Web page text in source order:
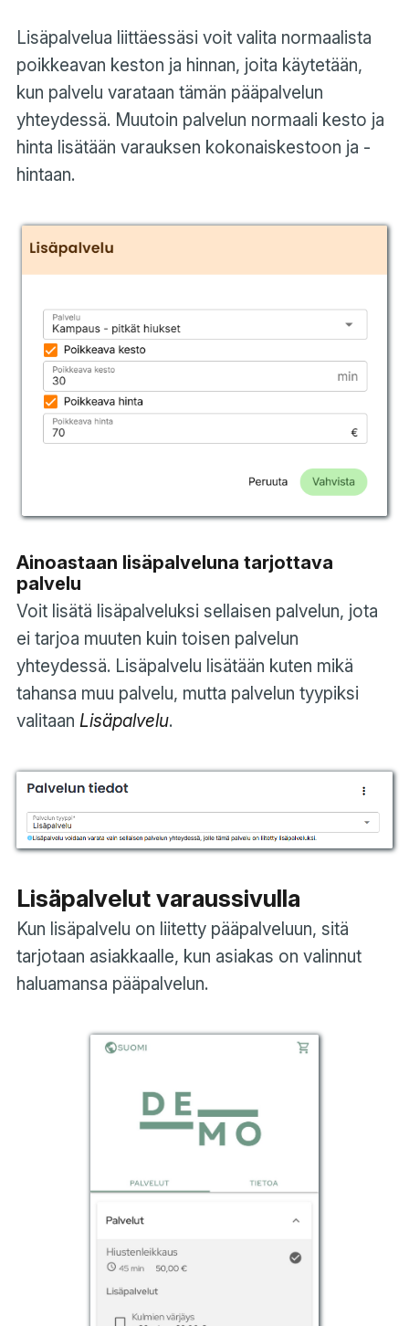
Lisäpalvelua liittäessäsi voit valita normaalista
poikkeavan keston ja hinnan, joita käytetään,
kun palvelu varataan tämän pääpalvelun
yhteydessä. Muutoin palvelun normaali kesto ja
hinta lisätään varauksen kokonaiskestoon ja -
hintaan.
Ainoastaan lisäpalveluna tarjottava
palvelu
Voit lisätä lisäpalveluksi sellaisen palvelun, jota
ei tarjoa muuten kuin toisen palvelun
yhteydessä. Lisäpalvelu lisätään kuten mikä
tahansa muu palvelu, mutta palvelun tyypiksi
valitaan Lisäpalvelu.
Lisäpalvelut varaussivulla
Kun lisäpalvelu on liitetty pääpalveluun, sitä
tarjotaan asiakkaalle, kun asiakas on valinnut
haluamansa pääpalvelun.